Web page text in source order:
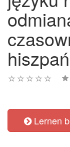
Lernen